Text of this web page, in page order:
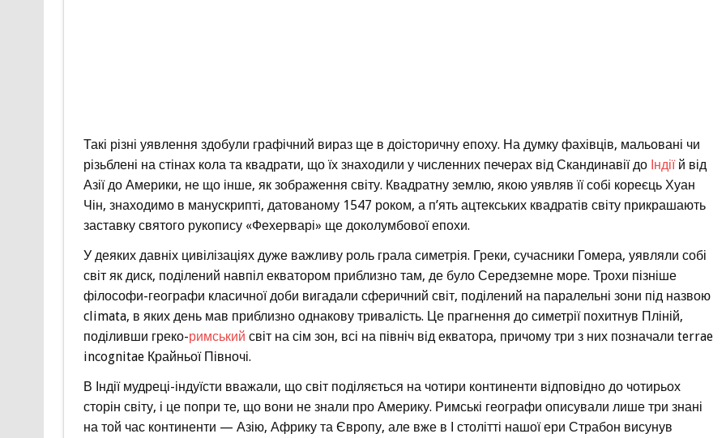
Такі різні уявлення здобули графічний вираз ще в доісторичну епоху. На думку фахівців, мальовані чи
різьблені на стінах кола та квадрати, що їх знаходили у численних печерах від Скандинавії до Індіїй від
Азії до Америки, не що інше, як зображення світу. Квадратну землю, якою уявляв її собі кореєць Хуан
Чін, знаходимо в манускрипті, датованому 1547 роком, а п’ять ацтекських квадратів світу прикрашають
заставку святого рукопису «Фехерварі» ще доколумбової епохи.
У деяких давніх цивілізаціях дуже важливу роль грала симетрія. Греки, сучасники Гомера, уявляли собі
світ як диск, поділений навпіл екватором приблизно там, де було Середземне море. Трохи пізніше
філософи-географи класичної доби вигадали сферичний світ, поділений на паралельні зони під назвою
climata, в яких день мав приблизно однакову тривалість. Це прагнення до симетрії похитнув Пліній,
поділивши греко-римський світ на сім зон, всі на північ від екватора, причому три з них позначали terrae
incognitae Крайньої Півночі.
В Індії мудреці-індуїсти вважали, що світ поділяється на чотири континенти відповідно до чотирьох
сторін світу, і це попри те, що вони не знали про Америку. Римські географи описували лише три знані
на той час континенти — Азію, Африку та Європу, але вже в І столітті нашої ери Страбон висунув